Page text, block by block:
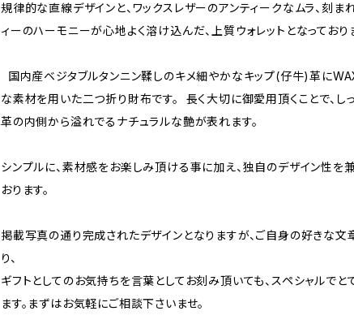
規律的な直線デザインと、ワックスレザーのアンティークなムラ、刻ま
ィーのハーモニーが心地よく溶け込んだ、上質ウォレットとなっており
国内産ベジタブルタンニン鞣しのキメ細やかなキップ(仔牛)革に
な素材を用いた二つ折り財布です。 長く大切に御愛用頂くことで、し
革の内側から溢れでるナチュラルな艶が表れます。
シンプルに、素材感をお楽しみ頂ける事に加え、独自のデザイン性を
おります。
掲載写真の通り完成されたデザインとなりますが、ご自身の好きな文
り、
ギフトとしてのお気持ちを言葉としてお刻み頂いても、スペシャルで
ます。まずはお気軽にご相談下さいませ。